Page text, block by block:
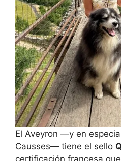
El Aveyron —y en
Causses— tiene el sello
certificación francesa